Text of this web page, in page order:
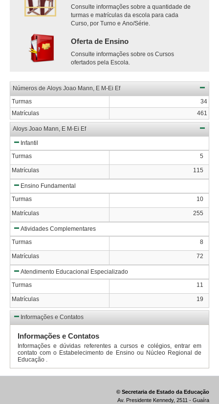
Consulte informações sobre a quantidade de
turmas e matrículas da escola para cada
Curso, por Turno e Ano/Série.
Oferta de Ensino
Consulte informações sobre os Cursos
ofertados pela Escola.
Números de Aloys Joao Mann, E M-Ei Ef
Turmas
34
Matrículas
461
Aloys Joao Mann, E M-Ei Ef
Infantil
Turmas
5
Matrículas 115
Ensino Fundamental
Turmas
10
Matrículas 255
Atividades Complementares
Turmas
8
Matrículas 72
Atendimento Educacional Especializado
Turmas
11
Matrículas 19
Informações e Contatos
Informações e Contatos
Informações e dúvidas referentes a cursos e colégios, entrar em
contato com o Estabelecimento de Ensino ou Núcleo Regional de
Educação .
© Secretaria de Estado da Educação
Av. Presidente Kennedy, 2511 - Guaíra